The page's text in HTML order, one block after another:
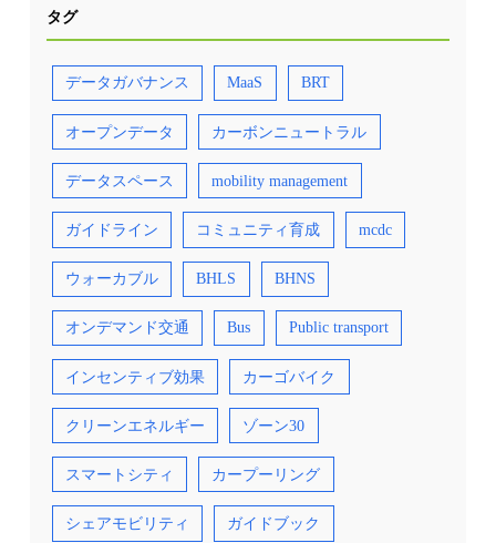
タグ
データガバナンス MaaS BRT
オープンデータ カーボンニュートラル
データスペース mobility management
ガイドライン コミュニティ育成 mcdc
ウォーカブル BHLS BHNS
オンデマンド交通 Bus Public transport
インセンティブ効果 カーゴバイク
クリーンエネルギー ゾーン30
スマートシティ カープーリング
シェアモビリティ ガイドブック